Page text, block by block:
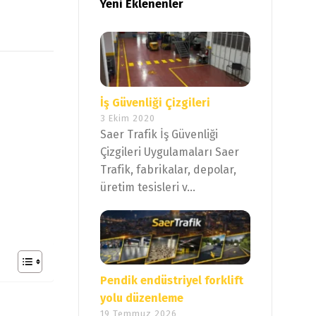
Yeni Eklenenler
İş Güvenliği Çizgileri
3 Ekim 2020
Saer Trafik İş Güvenliği
Çizgileri Uygulamaları Saer
Trafik, fabrikalar, depolar,
üretim tesisleri v...
Pendik endüstriyel forklift
yolu düzenleme
19 Temmuz 2026